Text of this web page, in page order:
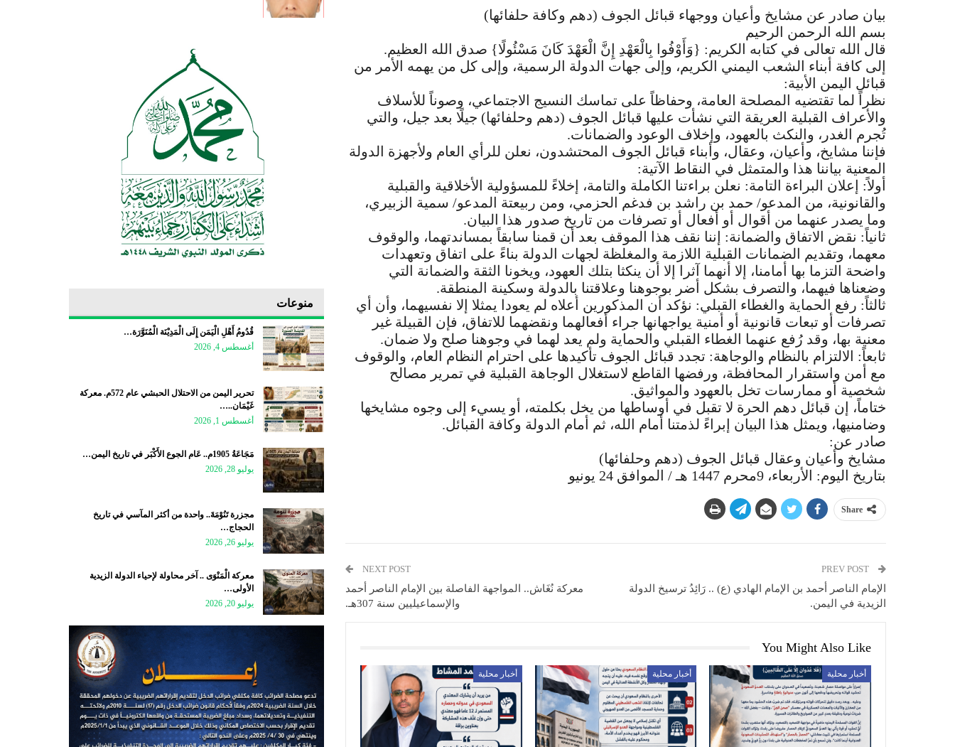
بيان صادر عن مشايخ وأعيان ووجهاء قبائل الجوف (دهم وكافة حلفائها)
بسم الله الرحمن الرحيم
قال الله تعالى في كتابه الكريم: {وَأَوْفُوا بِالْعَهْدِ إِنَّ الْعَهْدَ كَانَ مَسْئُولًا} صدق الله العظيم.
إلى كافة أبناء الشعب اليمني الكريم، وإلى جهات الدولة الرسمية، وإلى كل من يهمه الأمر من
قبائل اليمن الأبية:
نظراً لما تقتضيه المصلحة العامة، وحفاظاً على تماسك النسيج الاجتماعي، وصوناً للأسلاف
والأعراف القبلية العريقة التي نشأت عليها قبائل الجوف (دهم وحلفائها) جيلًا بعد جيل، والتي
تُجرم الغدر، والنكث بالعهود، وإخلاف الوعود والضمانات.
فإننا مشايخ، وأعيان، وعقال، وأبناء قبائل الجوف المحتشدون، نعلن للرأي العام ولأجهزة الدولة
المعنية بياننا هذا والمتمثل في النقاط الآتية:
أولاً: إعلان البراءة التامة: نعلن براءتنا الكاملة والتامة، إخلاءً للمسؤولية الأخلاقية والقبلية
والقانونية، من المدعو/ حمد بن راشد بن فدغم الحزمي، ومن ربيعتة المدعو/ سمية الزبيري،
وما يصدر عنهما من أقوال أو أفعال أو تصرفات من تاريخ صدور هذا البيان.
ثانياً: نقض الاتفاق والضمانة: إننا نقف هذا الموقف بعد أن قمنا سابقاً بمساندتهما، والوقوف
معهما، وتقديم الضمانات القبلية اللازمة والمغلظة لجهات الدولة بناءً على اتفاق وتعهدات
واضحة التزما بها أمامنا، إلا أنهما آثرا إلا أن ينكثا بتلك العهود، ويخونا الثقة والضمانة التي
وضعناها فيهما، والتصرف بشكل أضر بوجوهنا وعلاقتنا بالدولة وسكينة المنطقة.
ثالثاً: رفع الحماية والغطاء القبلي: نؤكد أن المذكورين أعلاه لم يعودا يمثلا إلا نفسيهما، وأن أي
تصرفات أو تبعات قانونية أو أمنية يواجهانها جراء أفعالهما ونقضهما للاتفاق، فإن القبيلة غير
معنية بها، وقد رُفع عنهما الغطاء القبلي والحماية ولم يعد لهما في وجوهنا صلح ولا ضمان.
ثابعاً: الالتزام بالنظام والوجاهة: تجدد قبائل الجوف تأكيدها على احترام النظام العام، والوقوف
مع أمن واستقرار المحافظة، ورفضها القاطع لاستغلال الوجاهة القبلية في تمرير مصالح
شخصية أو ممارسات تخل بالعهود والمواثيق.
ختاماً، إن قبائل دهم الحرة لا تقبل في أوساطها من يخل بكلمته، أو يسيء إلى وجوه مشايخها
وضامنيها، ويمثل هذا البيان إبراءً لذمتنا أمام الله، ثم أمام الدولة وكافة القبائل.
صادر عن:
مشايخ وأعيان وعقال قبائل الجوف (دهم وحلفائها)
بتاريخ اليوم: الأربعاء، 9محرم 1447 هـ / الموافق 24 يونيو
Share
الإمام الناصر أحمد بن الإمام الهادي (ع) .. رَائِدُ ترسيخ الدولة
الزيدية في اليمن.
NEXT POST
معركة نُغَاش.. المواجهة الفاصلة بين الإمام الناصر أحمد
والإسماعيليين سنة 307هـ.
You Might Also Like
أخبار محلية أخبار محلية أخبار محلية
منوعات
قُدُومُ أَهْلِ الْيَمَن إِلَى الْمَدِيْنَة الْمُنَوَّرَة…
أغسطس 4, 2026
تحرير اليمن من الاحتلال الحبشي عام 572م. معركة
غَيْمَان..…
أغسطس 1, 2026
مَجَاعَةُ 1905م.. عَام الجوع الأَكْبَر في تاريخ اليمن…
يوليو 28, 2026
مجزرة تَنُوْمَةَ.. واحدة من أكثر المآسي في تاريخ
الحجاج…
يوليو 26, 2026
معركة الْمَنْوَى .. آخر محاولة لإحياء الدولة الزيدية
الأولى…
يوليو 20, 2026